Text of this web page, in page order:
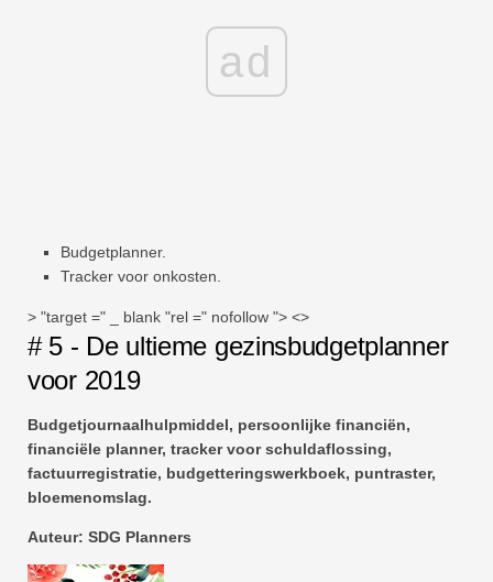
ad
Budgetplanner.
Tracker voor onkosten.
> "target =" _ blank "rel =" nofollow "> <>
# 5 - De ultieme gezinsbudgetplanner
voor 2019
Budgetjournaalhulpmiddel, persoonlijke financiën,
financiële planner, tracker voor schuldaflossing,
factuurregistratie, budgetteringswerkboek, puntraster,
bloemenomslag.
Auteur: SDG Planners